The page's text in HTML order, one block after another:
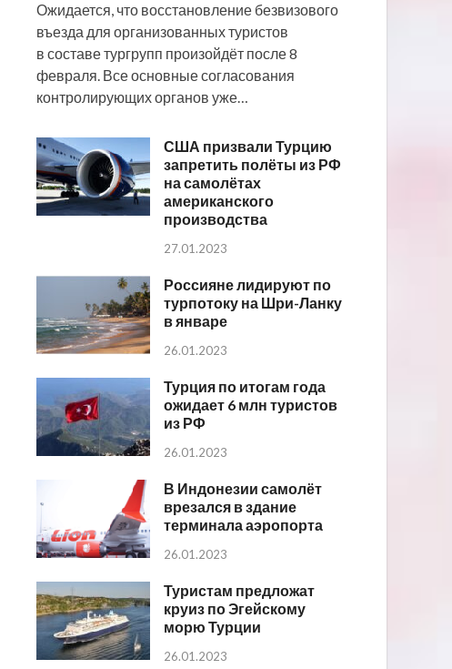
Ожидается, что восстановление безвизового
въезда для организованных туристов
в составе тургрупп произойдёт после 8
февраля. Все основные согласования
контролирующих органов уже…
США призвали Турцию
запретить полёты из РФ
на самолётах
американского
производства
27.01.2023
Россияне лидируют по
турпотоку на Шри-Ланку
в январе
26.01.2023
Турция по итогам года
ожидает 6 млн туристов
из РФ
26.01.2023
В Индонезии самолёт
врезался в здание
терминала аэропорта
26.01.2023
Туристам предложат
круиз по Эгейскому
морю Турции
26.01.2023